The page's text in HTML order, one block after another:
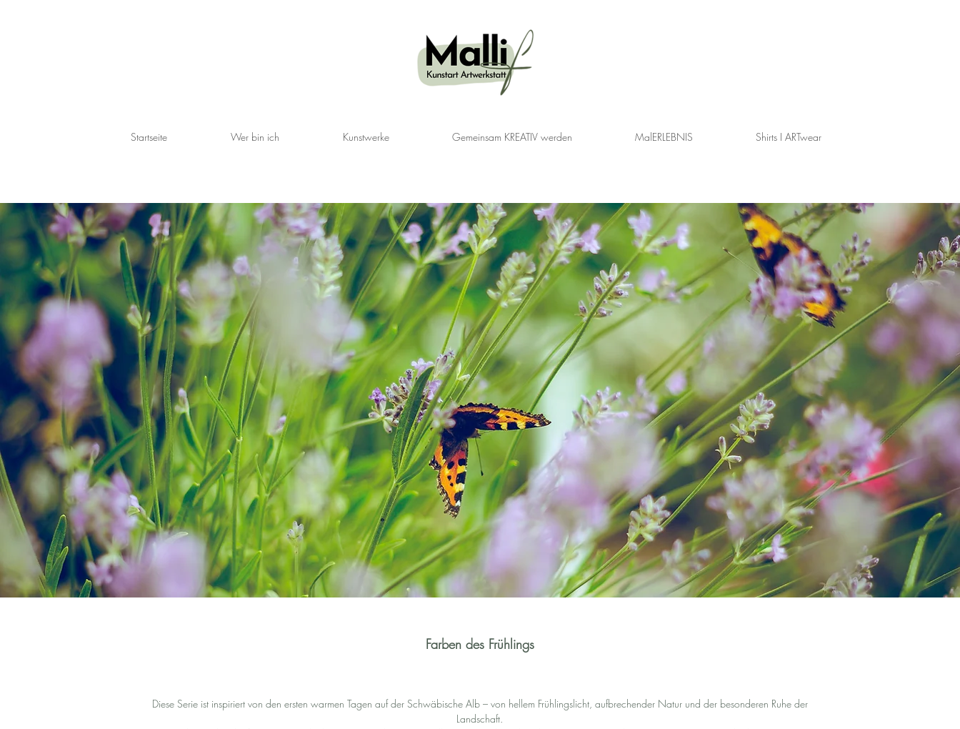
Startseite Wer bin ich Kunstwerke Gemeinsam KREATIV werden MalERLEBNIS Shirts I ARTwear
Farben des Frühlings
Diese Serie ist inspiriert von den ersten warmen Tagen auf der Schwäbische Alb – von hellem Frühlingslicht, aufbrechender Natur und der besonderen Ruhe der
Landschaft.